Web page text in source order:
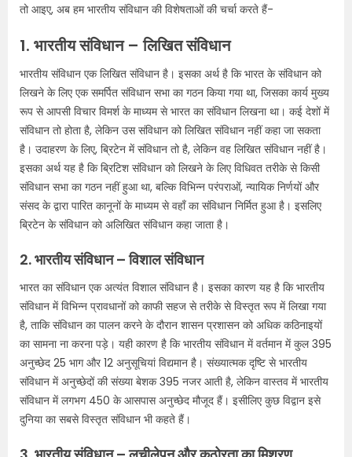
तो आइए, अब हम भारतीय संविधान की विशेषताओं की चर्चा करते हैं-
1. भारतीय संविधान – लिखित संविधान
भारतीय संविधान एक लिखित संविधान है। इसका अर्थ है कि भारत के संविधान को
लिखने के लिए एक समर्पित संविधान सभा का गठन किया गया था, जिसका कार्य मुख्य
रूप से आपसी विचार विमर्श के माध्यम से भारत का संविधान लिखना था। कई देशों में
संविधान तो होता है, लेकिन उस संविधान को लिखित संविधान नहीं कहा जा सकता
है। उदाहरण के लिए, ब्रिटेन में संविधान तो है, लेकिन वह लिखित संविधान नहीं है।
इसका अर्थ यह है कि ब्रिटिश संविधान को लिखने के लिए विधिवत तरीके से किसी
संविधान सभा का गठन नहीं हुआ था, बल्कि विभिन्न परंपराओं, न्यायिक निर्णयों और
संसद के द्वारा पारित कानूनों के माध्यम से वहाँ का संविधान निर्मित हुआ है। इसलिए
ब्रिटेन के संविधान को अलिखित संविधान कहा जाता है।
2. भारतीय संविधान – विशाल संविधान
भारत का संविधान एक अत्यंत विशाल संविधान है। इसका कारण यह है कि भारतीय
संविधान में विभिन्न प्रावधानों को काफी सहज से तरीके से विस्तृत रूप में लिखा गया
है, ताकि संविधान का पालन करने के दौरान शासन प्रशासन को अधिक कठिनाइयों
का सामना ना करना पड़े। यही कारण है कि भारतीय संविधान में वर्तमान में कुल 395
अनुच्छेद 25 भाग और 12 अनुसूचियां विद्यमान है। संख्यात्मक दृष्टि से भारतीय
संविधान में अनुच्छेदों की संख्या बेशक 395 नजर आती है, लेकिन वास्तव में भारतीय
संविधान में लगभग 450 के आसपास अनुच्छेद मौजूद हैं। इसीलिए कुछ विद्वान इसे
दुनिया का सबसे विस्तृत संविधान भी कहते हैं।